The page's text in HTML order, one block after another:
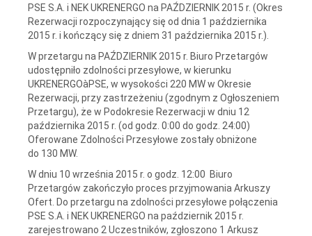
PSE S.A. i NEK UKRENERGO na PAŹDZIERNIK 2015 r. (Okres
Rezerwacji rozpoczynający się od dnia 1 października
2015 r. i kończący się z dniem 31 października 2015 r.).
W przetargu na PAŹDZIERNIK 2015 r. Biuro Przetargów
udostępniło zdolności przesyłowe, w kierunku
UKRENERGOàPSE, w wysokości 220 MW w Okresie
Rezerwacji, przy zastrzeżeniu (zgodnym z Ogłoszeniem
Przetargu), że w Podokresie Rezerwacji w dniu 12
października 2015 r. (od godz. 0:00 do godz. 24:00)
Oferowane Zdolności Przesyłowe zostały obniżone
do 130 MW.
W dniu 10 września 2015 r. o godz. 12:00 Biuro
Przetargów zakończyło proces przyjmowania Arkuszy
Ofert. Do przetargu na zdolności przesyłowe połączenia
PSE S.A. i NEK UKRENERGO na październik 2015 r.
zarejestrowano 2 Uczestników, zgłoszono 1 Arkusz